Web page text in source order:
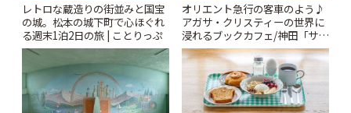
レトロな蔵造りの街並みと国宝
の城。松本の城下町で心ほぐれ
る週末1泊2日の旅 | ことりっぷ
オリエント急行の客車のよう♪
アガサ・クリスティーの世界に
浸れるブックカフェ/神田「サロ
ンクリスティ」 | ことりっぷ